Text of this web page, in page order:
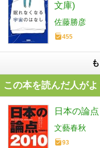
文庫)
佐藤勝彦
455
この本を読んだ人が
日本の論
文藝春秋
93